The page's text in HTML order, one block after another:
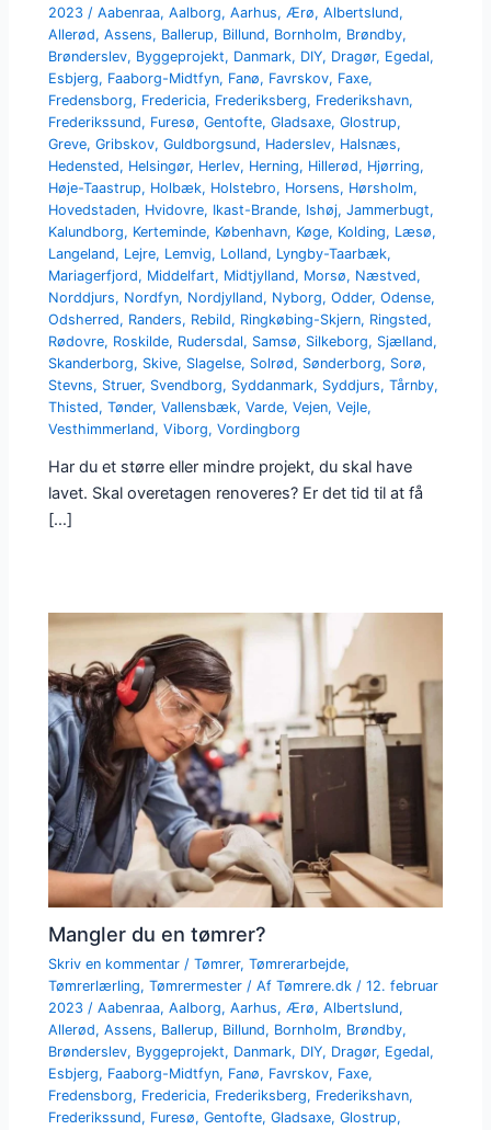
2023 /Aabenraa,Aalborg,Aarhus, Ærø,Albertslund,
Allerød,Assens, Ballerup, Billund, Bornholm, Brøndby,
Brønderslev, Byggeprojekt, Danmark, DIY, Dragør, Egedal,
Esbjerg, Faaborg-Midtfyn, Fanø, Favrskov, Faxe,
Fredensborg, Fredericia, Frederiksberg, Frederikshavn,
Frederikssund, Furesø,Gentofte,Gladsaxe,Glostrup,
Greve,Gribskov,Guldborgsund, Haderslev, Halsnæs,
Hedensted, Helsingør, Herlev, Herning, Hillerød, Hjørring,
Høje-Taastrup, Holbæk, Holstebro, Horsens, Hørsholm,
Hovedstaden, Hvidovre, Ikast-Brande, Ishøj,Jammerbugt,
Kalundborg, Kerteminde, København, Køge, Kolding, Læsø,
Langeland, Lejre, Lemvig, Lolland, Lyngby-Taarbæk,
Mariagerfjord, Middelfart, Midtjylland, Morsø, Næstved,
Norddjurs, Nordfyn, Nordjylland, Nyborg,Odder,Odense,
Odsherred, Randers, Rebild, Ringkøbing-Skjern, Ringsted,
Rødovre, Roskilde, Rudersdal, Samsø, Silkeborg, Sjælland,
Skanderborg, Skive, Slagelse, Solrød, Sønderborg, Sorø,
Stevns, Struer, Svendborg, Syddanmark, Syddjurs,Tårnby,
Thisted,Tønder,Vallensbæk,Varde,Vejen,Vejle,
Vesthimmerland,Viborg,Vordingborg
Har du et større eller mindre projekt, du skal have
lavet. Skal overetagen renoveres? Er det tid til at få
[…]
Mangler du en tømrer?
Skriv en kommentar /Tømrer,Tømrerarbejde,
Tømrerlærling,Tømrermester / AfTømrere.dk /12. februar
2023 /Aabenraa,Aalborg,Aarhus, Ærø,Albertslund,
Allerød,Assens, Ballerup, Billund, Bornholm, Brøndby,
Brønderslev, Byggeprojekt, Danmark, DIY, Dragør, Egedal,
Esbjerg, Faaborg-Midtfyn, Fanø, Favrskov, Faxe,
Fredensborg, Fredericia, Frederiksberg, Frederikshavn,
Frederikssund, Furesø,Gentofte,Gladsaxe,Glostrup,